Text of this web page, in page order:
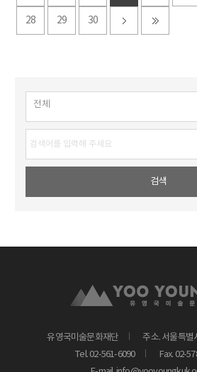
28 29 30
유영국미술문화재단
주소. 서울특별
Tel. 02-561-6090
Fax. 02-